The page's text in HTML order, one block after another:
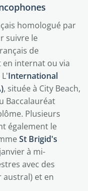
homologué par
suivre le
de
en internat ou via
International
, située à City Beach,
Baccalauréat
Plusieurs
également le
St Brigid's
à mi-
avec des
austral) et en